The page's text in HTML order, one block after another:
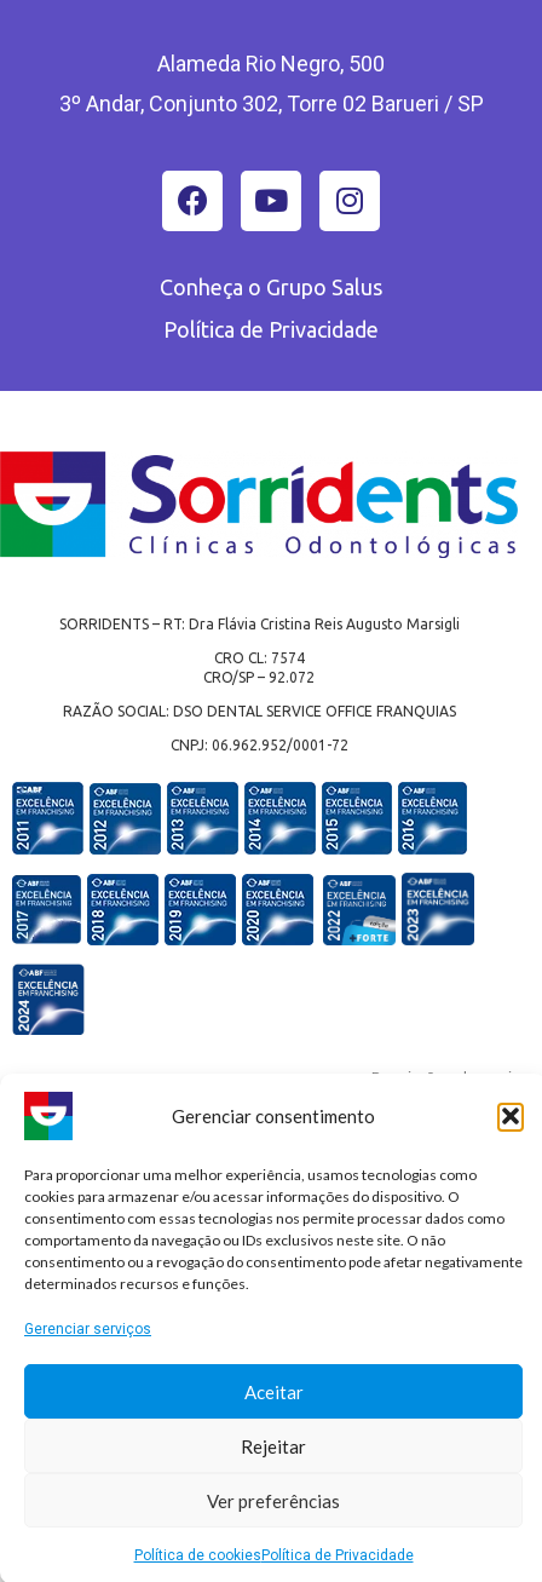
Gerenciar consentimento
Para proporcionar uma melhor experiência, usamos tecnologias como
cookies para armazenar e/ou acessar informações do dispositivo. O
consentimento com essas tecnologias nos permite processar dados como
comportamento da navegação ou IDs exclusivos neste site. O não
consentimento ou a revogação do consentimento pode afetar negativamente
determinados recursos e funções.
Gerenciar serviços
Aceitar
Rejeitar
Ver preferências
Política de cookies Política de Privacidade
Alameda Rio Negro, 500
3º Andar, Conjunto 302, Torre 02 Barueri / SP
Conheça o Grupo Salus
Política de Privacidade
SORRIDENTS – RT: Dra Flávia Cristina Reis Augusto Marsigli
CRO CL: 7574
CRO/SP – 92.072
RAZÃO SOCIAL: DSO DENTAL SERVICE OFFICE FRANQUIAS
CNPJ: 06.962.952/0001-72
Premiações e honrarias:
© 2026 Sorridents Franchising LTDA. All rights reserved.